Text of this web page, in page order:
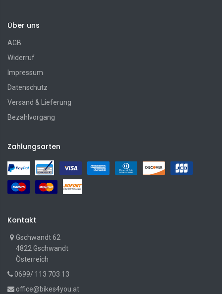
Über uns
AGB
Widerruf
Impressum
Datenschutz
Versand & Lieferung
Bezahlvorgang
Zahlungsarten
Kontakt
Gschwandt 62
4822 Gschwandt
Österreich
0699/ 113 703 13
office@bikes4you.at